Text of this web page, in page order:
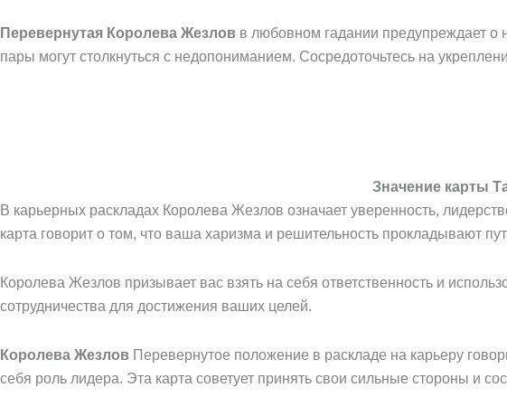
Перевернутая Королева Жезлов в любовном гадании предупреждает о
пары могут столкнуться с недопониманием. Сосредоточьтесь на
Значение карты
В карьерных раскладах Королева Жезлов означает уверенность,
карта говорит о том, что ваша харизма и решительность прокладывают
Королева Жезлов призывает вас взять на себя ответственность и
сотрудничества для достижения ваших целей.
Королева Жезлов Перевернутое положение в раскладе на карьеру
себя роль лидера. Эта карта советует принять свои сильные стороны и